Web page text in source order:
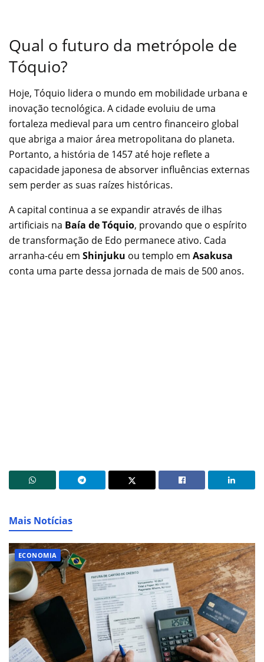
Qual o futuro da metrópole de
Tóquio?
Hoje, Tóquio lidera o mundo em mobilidade urbana e
inovação tecnológica. A cidade evoluiu de uma
fortaleza medieval para um centro financeiro global
que abriga a maior área metropolitana do planeta.
Portanto, a história de 1457 até hoje reflete a
capacidade japonesa de absorver influências externas
sem perder as suas raízes históricas.
A capital continua a se expandir através de ilhas
artificiais na Baía de Tóquio, provando que o espírito
de transformação de Edo permanece ativo. Cada
arranha-céu em Shinjuku ou templo em Asakusa
conta uma parte dessa jornada de mais de 500 anos.
Mais Notícias
ECONOMIA